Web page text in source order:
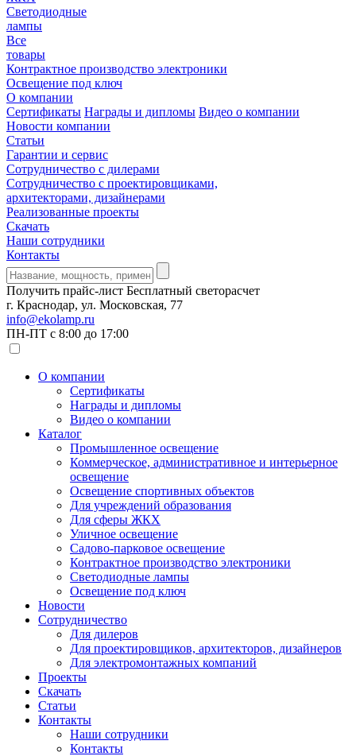
Светодиодные
лампы
Все
товары
Контрактное производство электроники
Освещение под ключ
О компании
Сертификаты Награды и дипломы Видео о компании
Новости компании
Статьи
Гарантии и сервис
Сотрудничество с дилерами
Сотрудничество с проектировщиками,
архитекторами, дизайнерами
Реализованные проекты
Скачать
Наши сотрудники
Контакты
Получить прайс-лист Бесплатный светорасчет
г. Краснодар, ул. Московская, 77
info@ekolamp.ru
ПН-ПТ с 8:00 до 17:00
О компании
Сертификаты
Награды и дипломы
Видео о компании
Каталог
Промышленное освещение
Коммерческое, административное и интерьерное
освещение
Освещение спортивных объектов
Для учреждений образования
Для сферы ЖКХ
Уличное освещение
Садово-парковое освещение
Контрактное производство электроники
Светодиодные лампы
Освещение под ключ
Новости
Сотрудничество
Для дилеров
Для проектировщиков, архитекторов, дизайнеров
Для электромонтажных компаний
Проекты
Скачать
Статьи
Контакты
Наши сотрудники
Контакты